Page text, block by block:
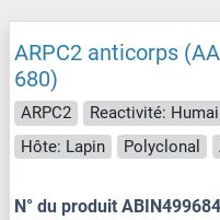
ARPC2 anticorps
680)
ARPC2 Reactivité:
Hôte: Lapin
Polyclonal
N° du produit